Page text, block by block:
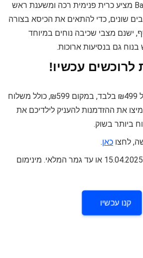
כיסא ה-BabySafe G409 מציע כרית פנימית רכה ומשענת ראש
לכיוון ב-13 מצבים שונים, כדי להתאים את הכיסא בצורה
ישנם מצבי שכיבה נוחים במיוחד
בנוח גם בנסיעות ארוכות.
עכשיו!
עכשיו במחיר מיוחד של ₪499 בלבד, במקום ₪599, כולל משלוח
את ההזדמנות להעניק לילדיכם את
ביותר בשוק.
לחצו כאן.
*המבצע בתוקף עד ה-15.04.2025 או עד גמר המלאי. מינימום
קנו עכשיו